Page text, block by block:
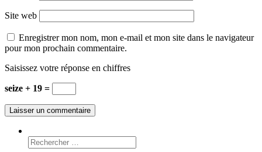
Site web
Enregistrer mon nom, mon e-mail et mon site dans le navigateur
pour mon prochain commentaire.
Saisissez votre réponse en chiffres
seize + 19 =